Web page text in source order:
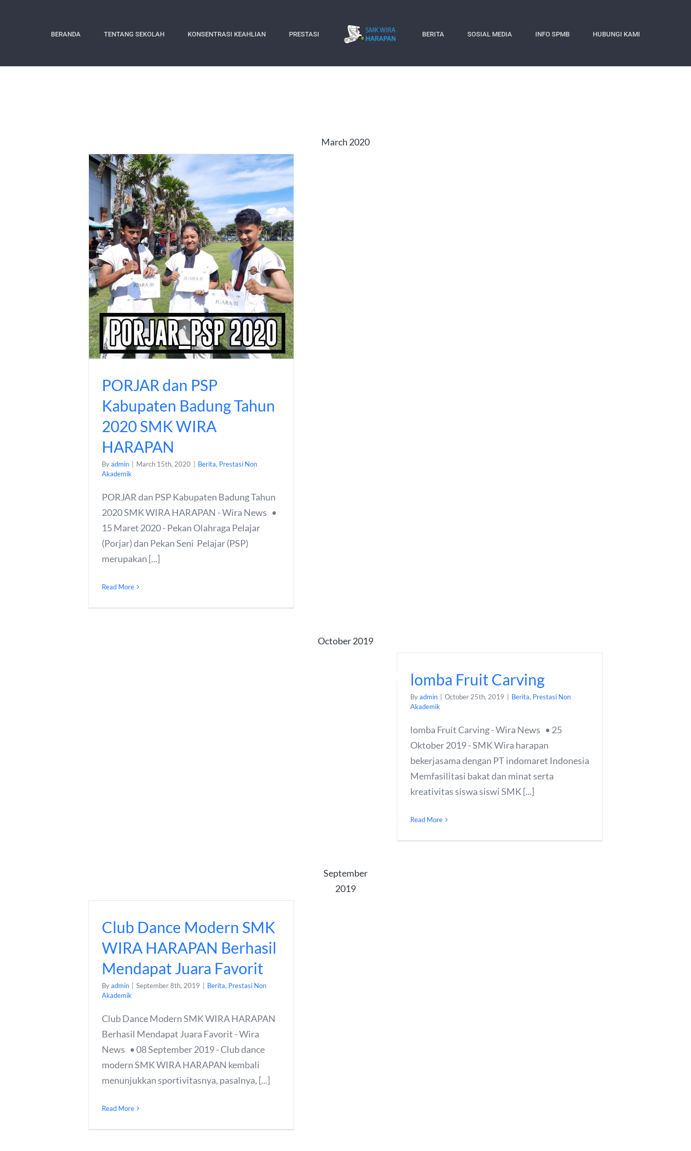
BERANDA TENTANG SEKOLAH KONSENTRASI KEAHLIAN PRESTASI BERITA SOSIAL MEDIA INFO SPMB HUBUNGI KAMI
March 2020
PORJAR dan PSP
Kabupaten Badung Tahun
2020 SMK WIRA
HARAPAN
Byadmin March 15th, 2020 Berita, Prestasi Non
Akademik
PORJAR dan PSP Kabupaten Badung Tahun
2020 SMK WIRA HARAPAN - Wira News •
15 Maret 2020 - Pekan Olahraga Pelajar
(Porjar) dan Pekan Seni Pelajar (PSP)
merupakan [...]
Read More
October 2019
lomba Fruit Carving
Byadmin October 25th, 2019 Berita, Prestasi Non
Akademik
lomba Fruit Carving - Wira News • 25
Oktober 2019 - SMK Wira harapan
bekerjasama dengan PT indomaret Indonesia
Memfasilitasi bakat dan minat serta
kreativitas siswa siswi SMK [...]
Read More
September
2019
Club Dance Modern SMK
WIRA HARAPAN Berhasil
Mendapat Juara Favorit
Byadmin September 8th, 2019 Berita, Prestasi Non
Akademik
Club Dance Modern SMK WIRA HARAPAN
Berhasil Mendapat Juara Favorit - Wira
News • 08 September 2019 - Club dance
modern SMK WIRA HARAPAN kembali
menunjukkan sportivitasnya, pasalnya, [...]
Read More